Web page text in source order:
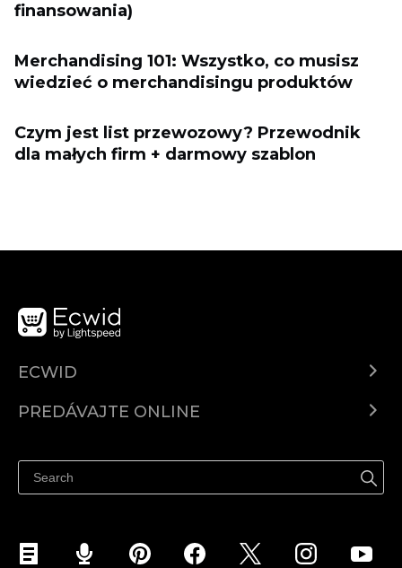
finansowania)
Merchandising 101: Wszystko, co musisz
wiedzieć o merchandisingu produktów
Czym jest list przewozowy? Przewodnik
dla małych firm + darmowy szablon
ECWID
Cenník
PREDÁVAJTE ONLINE
Predávajte na Facebook
Predávať na Instagram